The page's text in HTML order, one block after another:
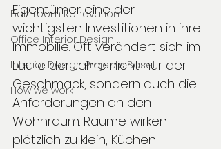
Bathroom Renovation
Office Interior Design
Interior Design Projects Basel
How we work
Eigentümer eine der
wichtigsten Investitionen in ihre
Immobilie. Oft verändert sich im
Laufe der Jahre nicht nur der
Geschmack, sondern auch die
Anforderungen an den
Wohnraum. Räume wirken
plötzlich zu klein, Küchen